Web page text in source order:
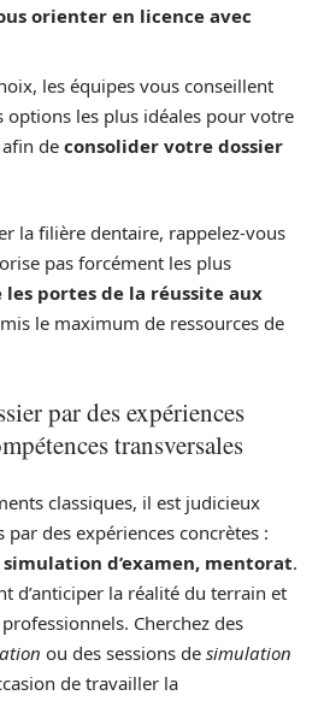
orienter en licence avec
les équipes vous conseillent
options les plus idéales pour votre
de consolider votre dossier
la filière dentaire, rappelez-vous
pas forcément les plus
les portes de la réussite aux
le maximum de ressources de
par des expériences
transversales
classiques, il est judicieux
par des expériences concrètes :
simulation d’examen, mentorat.
d’anticiper la réalité du terrain et
Cherchez des
ou des sessions de simulation
de travailler la